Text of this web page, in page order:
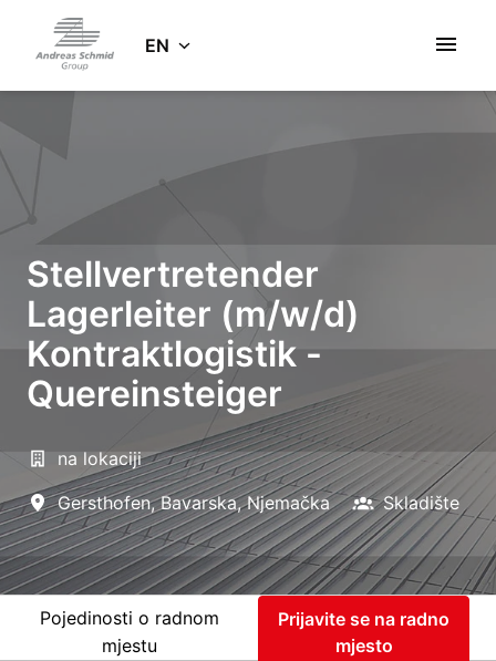
contentHomepage EN
Stellvertretender
Lagerleiter (m/w/d)
Kontraktlogistik -
Quereinsteiger
na lokaciji
Gersthofen, Bavarska, Njemačka Skladište
Pojedinosti o radnom
mjestu
Prijavite se na radno
mjesto